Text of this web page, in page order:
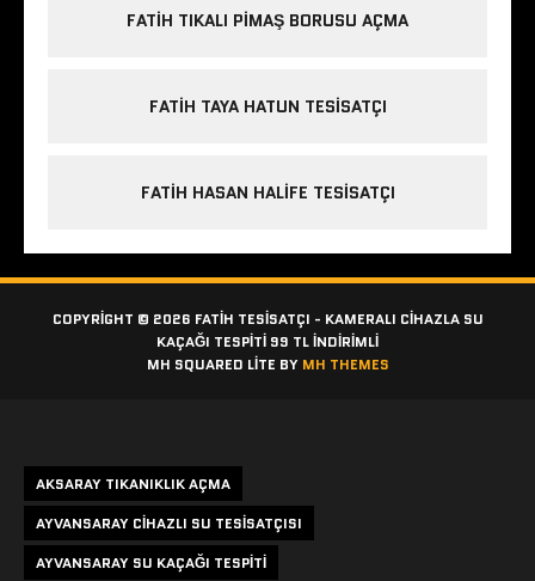
FATIH TIKALI PIMAŞ BORUSU AÇMA
FATIH TAYA HATUN TESISATÇI
FATIH HASAN HALIFE TESISATÇI
COPYRIGHT © 2026 FATIH TESISATÇI - KAMERALI CIHAZLA SU
KAÇAĞI TESPITI 99 TL İNDİRİMLİ
MH SQUARED LITE BY MH THEMES
AKSARAY TIKANIKLIK AÇMA
AYVANSARAY CIHAZLI SU TESISATÇISI
AYVANSARAY SU KAÇAĞI TESPITI